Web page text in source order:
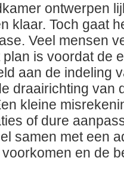
ontwerpen
klaar. Toch gaat
Veel mensen
is voordat de
aan de indeling
draairichting van
kleine
of dure
samen met een
en de